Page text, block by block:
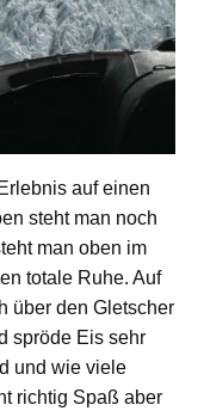
auf einen
steht man noch
man oben im
totale Ruhe. Auf
über den Gletscher
spröde Eis sehr
und wie viele
richtig Spaß aber